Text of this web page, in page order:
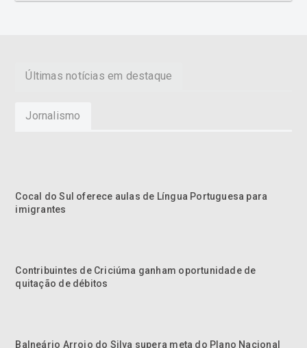
Últimas notícias em destaque
Jornalismo
Cocal do Sul oferece aulas de Língua Portuguesa para
imigrantes
Contribuintes de Criciúma ganham oportunidade de
quitação de débitos
Balneário Arroio do Silva supera meta do Plano Nacional